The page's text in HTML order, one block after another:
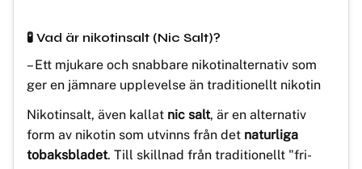
🧪 Vad är nikotinsalt (Nic Salt)?
– Ett mjukare och snabbare nikotinalternativ som
ger en jämnare upplevelse än traditionellt nikotin
Nikotinsalt, även kallat nic salt, är en alternativ
form av nikotin som utvinns från det naturliga
tobaksbladet. Till skillnad från traditionellt "fri-